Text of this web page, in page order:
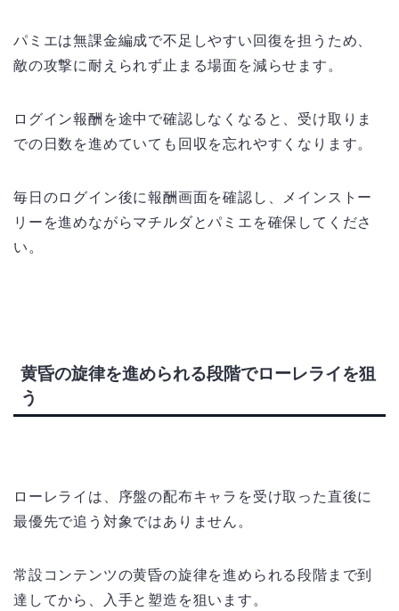
パミエは無課金編成で不足しやすい回復を担うため、
敵の攻撃に耐えられず止まる場面を減らせます。
ログイン報酬を途中で確認しなくなると、受け取りま
での日数を進めていても回収を忘れやすくなります。
毎日のログイン後に報酬画面を確認し、メインストー
リーを進めながらマチルダとパミエを確保してくださ
い。
黄昏の旋律を進められる段階でローレライを狙
う
ローレライは、序盤の配布キャラを受け取った直後に
最優先で追う対象ではありません。
常設コンテンツの黄昏の旋律を進められる段階まで到
達してから、入手と塑造を狙います。